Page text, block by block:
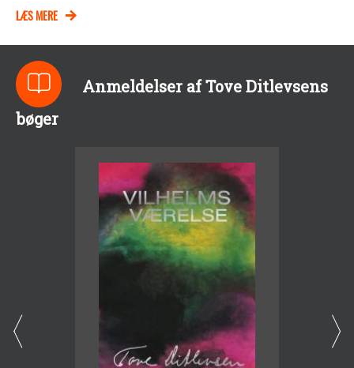
LÆS MERE
Anmeldelser af Tove Ditlevsens
bøger